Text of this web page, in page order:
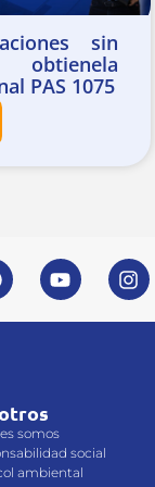
sin
PAS 1075
somos
social
ambiental